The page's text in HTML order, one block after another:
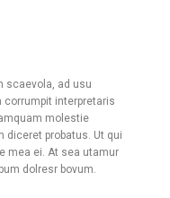
scaevola, ad usu
corrumpit interpretaris
molestie
diceret probatus. Ut qui
mea ei. At sea utamur
dolresr bovum.